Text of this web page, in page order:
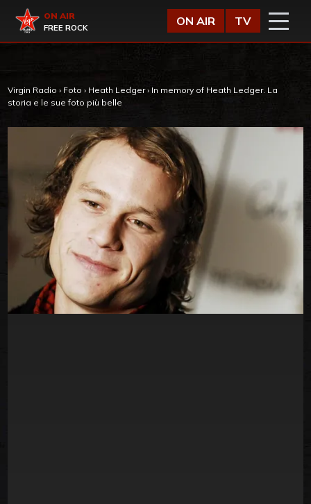
Virgin Radio
ON AIR
FREE ROCK
ON AIR TV
Virgin Radio › Foto › Heath Ledger › In memory of Heath Ledger. La
storia e le sue foto più belle